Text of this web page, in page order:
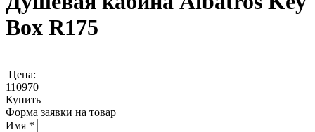
Box R175
Цена:
110970
Купить
Форма заявки на товар
Имя *